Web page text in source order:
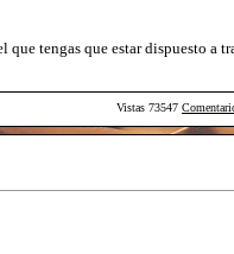
tengas que estar dispuesto a
Vistas 73547